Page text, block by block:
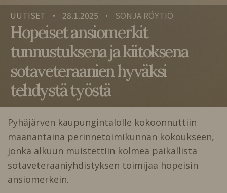
UUTISET • 28.1.2025 • SONJA RÖYTIÖ
Hopeiset ansiomerkit
tunnustuksena ja kiitoksena
sotaveteraanien hyväksi
tehdystä työstä
Pyhäjärven kaupungintalolle kokoonnuttiin
maanantaina perinnetoimikunnan kokoukseen,
jonka alkuun muistettiin kolmea paikallista
sotaveteraaniyhdistyksen toimijaa hopeisin
ansiomerkein.